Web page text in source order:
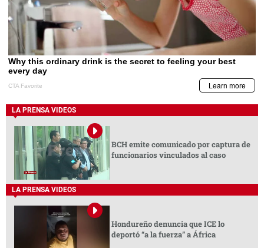
LA PRENSA VIDEOS
BCH emite comunicado por captura de
funcionarios vinculados al caso
LA PRENSA VIDEOS
Hondureño denuncia que ICE lo
deportó “a la fuerza” a África